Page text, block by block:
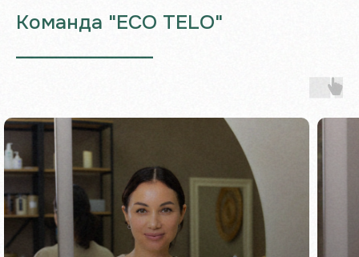
Команда "ECO TELO"
___________________